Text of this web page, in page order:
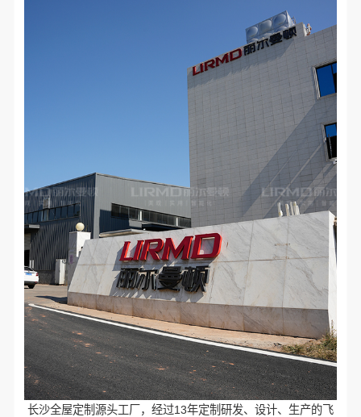
长沙全屋定制源头工厂，经过13年定制研发、设计、生产的飞